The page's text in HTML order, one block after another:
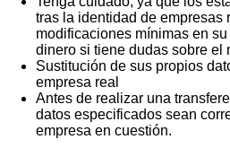
tras la identidad de empresas
modificaciones mínimas en
dinero si tiene dudas sobre el
Sustitución de sus propios
empresa real
Antes de realizar una
datos especificados sean
empresa en cuestión.